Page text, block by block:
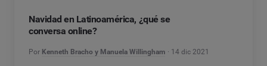
Navidad en Latinoamérica, ¿qué se
conversa online?
Por Kenneth Bracho y Manuela Willingham 14 dic 2021